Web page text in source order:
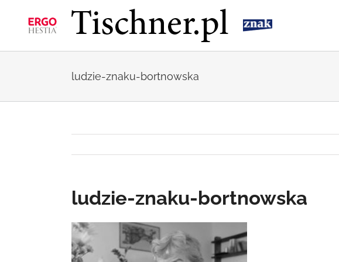
zawartości
ludzie-znaku-bortnowska
ludzie-znaku-bortnowska